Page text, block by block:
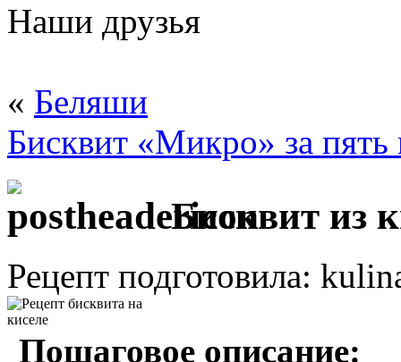
Наши друзья
« Беляши
Бисквит «Микро» за
Бисквит из
Рецепт подготовила:
Пошаговое описание: